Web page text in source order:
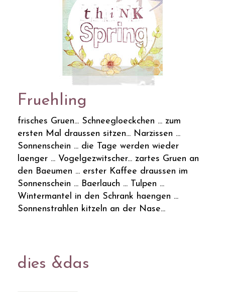
Fruehling
frisches Gruen... Schneegloeckchen ... zum
ersten Mal draussen sitzen... Narzissen ...
Sonnenschein ... die Tage werden wieder
laenger ... Vogelgezwitscher... zartes Gruen an
den Baeumen ... erster Kaffee draussen im
Sonnenschein ... Baerlauch ... Tulpen ...
Wintermantel in den Schrank haengen ...
Sonnenstrahlen kitzeln an der Nase...
dies &das